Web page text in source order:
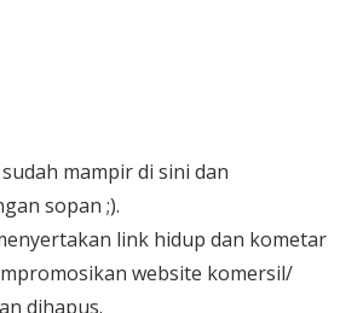
mampir di sini dan
sopan ;).
link hidup dan kometar
website komersil/
dihapus.